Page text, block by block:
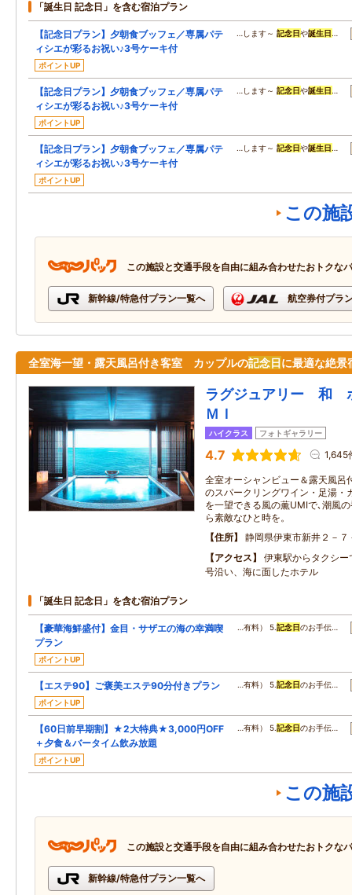
「誕生日 記念日」を含む宿泊プラン
【記念日プラン】夕朝食ブッフェ／専属パテ
ィシエが彩るお祝い♪3号ケーキ付
ポイントUP
…します～記念日や誕生日 …
【記念日プラン】夕朝食ブッフェ／専属パテ
ィシエが彩るお祝い♪3号ケーキ付
ポイントUP
…します～記念日や誕生日 …
【記念日プラン】夕朝食ブッフェ／専属パテ
ィシエが彩るお祝い♪3号ケーキ付
ポイントUP
…します～記念日や誕生日 …
この施
この施設と交通手段を自由に組み合わせたおトクな
新幹線/特急付プラン一覧へ 航空券付プラ
全室海一望・露天風呂付き客室 カップルの記念日に最適な絶景
ラグジュアリー 和
ＭＩ
ハイクラス フォトギャラリー
4.7 1,645
全室オーシャンビュー＆露天風呂
のスパークリングワイン・足湯・
を一望できる風の薫UMIで､潮風
ら素敵なひと時を。
住所
静岡県伊東市新井２－７
アクセス
伊東駅からタクシ
号沿い、海に面したホテル
「誕生日 記念日」を含む宿泊プラン
【豪華海鮮盛付】金目・サザエの海の幸満喫
プラン
ポイントUP
…有料） 5.記念日のお手伝…
【エステ90】ご褒美エステ90分付きプラン
ポイントUP
…有料） 5.記念日のお手伝…
【60日前早期割】★2大特典★3,000円OFF
＋夕食＆バータイム飲み放題
ポイントUP
…有料） 5.記念日のお手伝…
この施
この施設と交通手段を自由に組み合わせたおトクな
新幹線/特急付プラン一覧へ